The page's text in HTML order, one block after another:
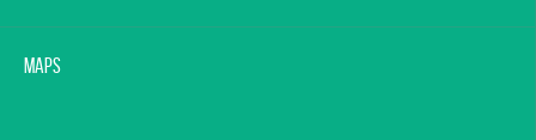
Maps